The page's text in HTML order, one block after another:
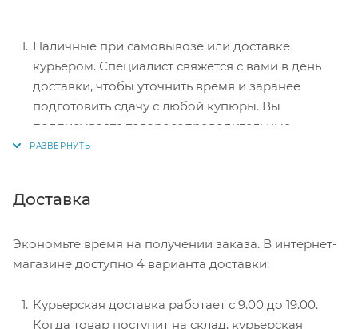
Наличные при самовывозе или доставке
курьером. Специалист свяжется с вами в день
доставки, чтобы уточнить время и заранее
подготовить сдачу с любой купюры. Вы
подписываете товаросопроводительные
документы, вносите денежные средства,
перенаправит вас на сервер системы ASSIST.
Здесь нужно ввести номер карты, срок действия
Электронные системы при онлайн-заказе:
Доставка
Экономьте время на получении заказа. В интернет-
магазине доступно 4 варианта доставки:
Курьерская доставка работает с 9.00 до 19.00.
Когда товар поступит на склад, курьерская